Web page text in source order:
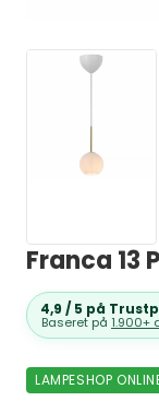
Franca 13
4,9 / 5 på
Baseret på 1.900+
LAMPESHOP